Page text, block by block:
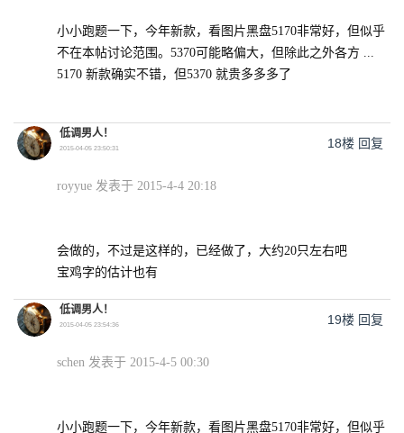
小小跑题一下，今年新款，看图片黑盘5170非常好，但似乎
不在本帖讨论范围。5370可能略偏大，但除此之外各方 ...
5170 新款确实不错，但5370 就贵多多多了
低调男人！
2015-04-05 23:50:31 18楼 回复
royyue 发表于 2015-4-4 20:18
会做的，不过是这样的，已经做了，大约20只左右吧
宝鸡字的估计也有
低调男人！
2015-04-05 23:54:36 19楼 回复
schen 发表于 2015-4-5 00:30
小小跑题一下，今年新款，看图片黑盘5170非常好，但似乎